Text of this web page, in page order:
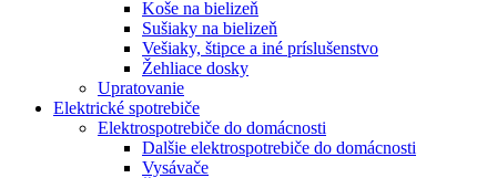
Koše na bielizeň
Sušiaky na bielizeň
Vešiaky, štipce a iné príslušenstvo
Žehliace dosky
Upratovanie
Elektrické spotrebiče
Elektrospotrebiče do domácnosti
Dalšie elektrospotrebiče do domácnosti
Vysávače